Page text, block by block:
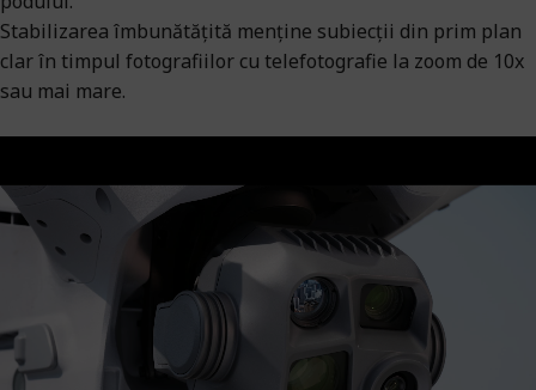
Stabilizarea îmbunătățită menține subiecții din prim plan
clar în timpul fotografiilor cu telefotografie la zoom de 10x
sau mai mare.